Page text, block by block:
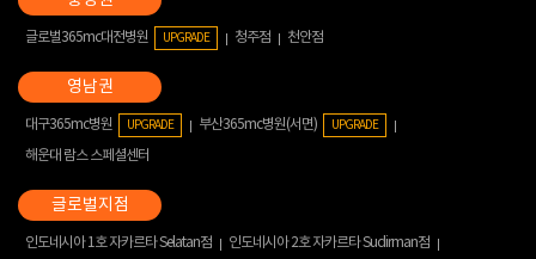
글로벌365mc대전병원 UPGRADE 청주점 천안점
대구365mc병원 UPGRADE 부산365mc병원(서면) UPGRADE
해운대 람스 스페셜센터
인도네시아 1호 자카르타 Selatan점
인도네시아 2호 자카르타 Sudirman점